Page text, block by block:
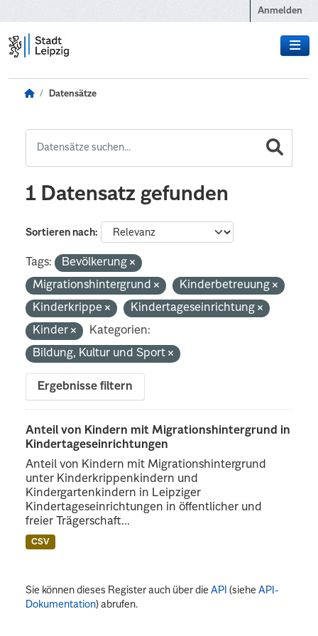
Anmelden
Datensätze
1 Datensatz gefunden
Sortieren nach
Tags:
Bevölkerung
Migrationshintergrund
Kinderbetreuung
Kinderkrippe
Kindertageseinrichtung
Kinder
Kategorien:
Bildung, Kultur und Sport
Ergebnisse filtern
Anteil von Kindern mit Migrationshintergrund in
Kindertageseinrichtungen
Anteil von Kindern mit Migrationshintergrund
unter Kinderkrippenkindern und
Kindergartenkindern in Leipziger
Kindertageseinrichtungen in öffentlicher und
freier Trägerschaft...
CSV
Sie können dieses Register auch über dieAPI (sieheAPI-
Dokumentation) abrufen.